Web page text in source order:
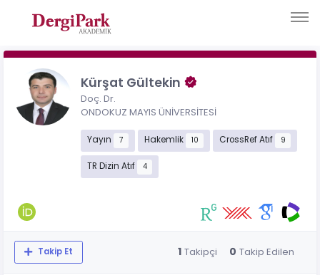
Kürşat Gültekin
Doç. Dr.
ONDOKUZ MAYIS ÜNİVERSİTESİ
Yayın 7 Hakemlik 10 CrossRef Atıf 9
TR Dizin Atıf 4
Takip Et 1 Takipçi 0 Takip Edilen